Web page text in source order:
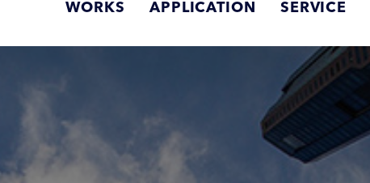
WORKS APPLICATION SERVICE